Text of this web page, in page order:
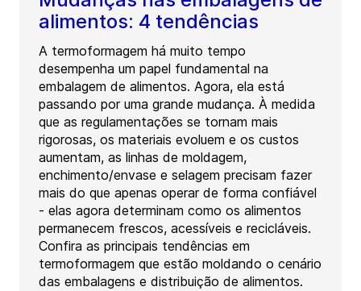
alimentos: 4 tendências
A termoformagem há muito tempo
desempenha um papel fundamental na
embalagem de alimentos. Agora, ela está
passando por uma grande mudança. À medida
que as regulamentações se tornam mais
rigorosas, os materiais evoluem e os custos
aumentam, as linhas de moldagem,
enchimento/envase e selagem precisam fazer
mais do que apenas operar de forma confiável
- elas agora determinam como os alimentos
permanecem frescos, acessíveis e recicláveis.
Confira as principais tendências em
termoformagem que estão moldando o cenário
das embalagens e distribuição de alimentos.